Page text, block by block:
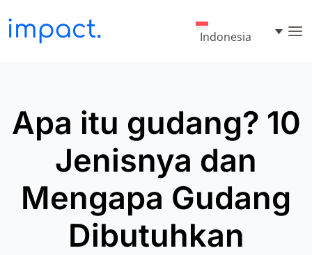
Indonesia
Apa itu gudang? 10
Jenisnya dan
Mengapa Gudang
Dibutuhkan